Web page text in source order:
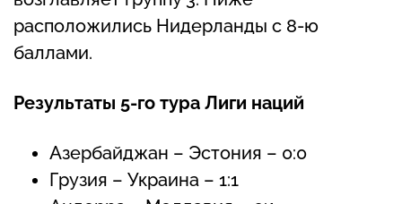
расположились Нидерланды с 8-ю
баллами.
Результаты 5-го тура Лиги наций
Азербайджан – Эстония – 0:0
Грузия – Украина – 1:1